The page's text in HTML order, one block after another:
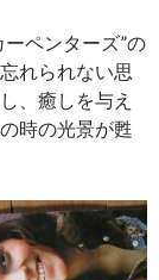
ペンターズ”の
れられない思
、癒しを与え
時の光景が甦